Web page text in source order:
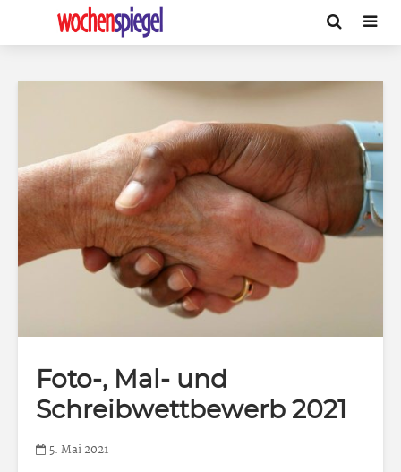
Foto-, Mal- und
Schreibwettbewerb 2021
5. Mai 2021